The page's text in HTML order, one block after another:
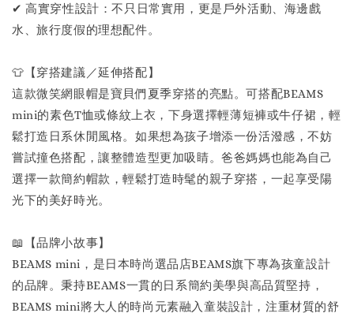
✔ 高實穿性設計：不只日常實用，更是戶外活動、海邊戲
水、旅行度假的理想配件。
👕【穿搭建議／延伸搭配】
這款微笑網眼帽是寶貝們夏季穿搭的亮點。可搭配BEAMS
mini的素色T恤或條紋上衣，下身選擇輕薄短褲或牛仔裙，輕
鬆打造日系休閒風格。如果想為孩子增添一份活潑感，不妨
嘗試撞色搭配，讓整體造型更加吸睛。爸爸媽媽也能為自己
選擇一款簡約帽款，輕鬆打造時髦的親子穿搭，一起享受陽
光下的美好時光。
📖【品牌小故事】
BEAMS mini，是日本時尚選品店BEAMS旗下專為孩童設計
的品牌。秉持BEAMS一貫的日系簡約美學與高品質堅持，
BEAMS mini將大人的時尚元素融入童裝設計，注重材質的舒